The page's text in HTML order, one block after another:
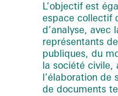
L’objectif est
espace collectif
d’analyse, avec
représentants
publiques, du
la société civile,
l’élaboration de
de documents